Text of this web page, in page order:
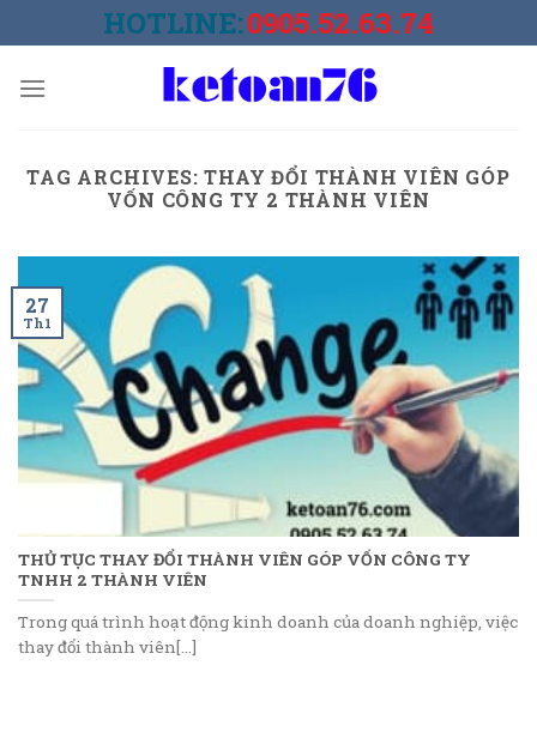
to
HOTLINE:0905.52.63.74
TAG ARCHIVES:THAY ĐỔI THÀNH VIÊN GÓP
VỐN CÔNG TY 2 THÀNH VIÊN
THỦ TỤC THAY ĐỔI THÀNH VIÊN GÓP VỐN CÔNG TY
TNHH 2 THÀNH VIÊN
Trong quá trình hoạt động kinh doanh của doanh nghiệp, việc
thay đổi thành viên[...]
27
Th1